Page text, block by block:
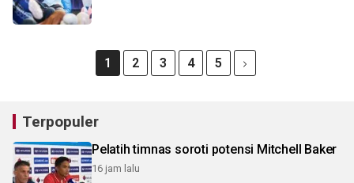
1 2 3 4 5
Terpopuler
Pelatih timnas soroti potensi Mitchell Baker
16 jam lalu